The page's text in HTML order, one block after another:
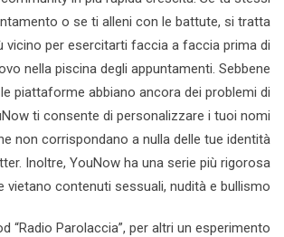
o se ti alleni con le battute, si tratta
vicino per esercitarti faccia a faccia prima di
nella piscina degli appuntamenti. Sebbene
piattaforme abbiano ancora dei problemi di
ti consente di personalizzare i tuoi nomi
non corrispondano a nulla delle tue identità
Inoltre, YouNow ha una serie più rigorosa
vietano contenuti sessuali, nudità e bullismo.
“Radio Parolaccia”, per altri un esperimento